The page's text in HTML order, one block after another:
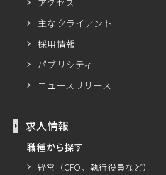
主なクライアント
採用情報
パブリシティ
ニュースリリース
求人情報
職種から探す
経営（CFO、執行役員など）